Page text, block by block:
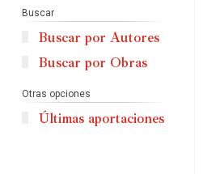
Buscar
Buscar por Autores
Buscar por Obras
Otras opciones
Últimas aportaciones